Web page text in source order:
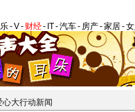
-V- 财经- IT-汽车- 房产-家居-
心大行动新闻